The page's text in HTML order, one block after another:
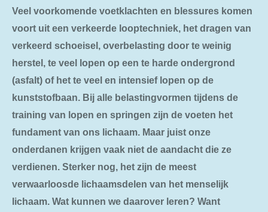
Veel voorkomende voetklachten en blessures komen
voort uit een verkeerde looptechniek, het dragen van
verkeerd schoeisel, overbelasting door te weinig
herstel, te veel lopen op een te harde ondergrond
(asfalt) of het te veel en intensief lopen op de
kunststofbaan. Bij alle belastingvormen tijdens de
training van lopen en springen zijn de voeten het
fundament van ons lichaam. Maar juist onze
onderdanen krijgen vaak niet de aandacht die ze
verdienen. Sterker nog, het zijn de meest
verwaarloosde lichaamsdelen van het menselijk
lichaam. Wat kunnen we daarover leren? Want